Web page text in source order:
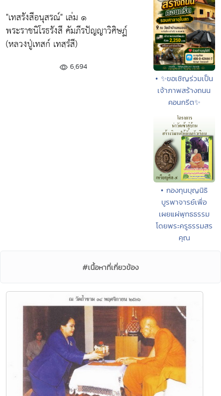
"เทสรังสีอนุสรณ์" เล่ม ๑
พระราชนิโรธรังสี คัมภีรปัญญาวิศิษฏ์
(หลวงปู่เทสก์ เทสฺรํสี)
6,694
• ✨ขอเชิญร่วมเป็น
เจ้าภาพสร้างถนน
คอนกรีต✨
• กองทุนบุญนิธิ
บูรพาจารย์เพื่อ
เผยแผ่พุทธธรรม
โดยพระครูธรรมสร
คุณ
#เนื้อหาที่เกี่ยวข้อง